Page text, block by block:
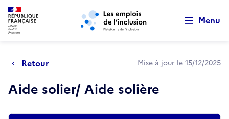
Aller au menu principal Aller au contenu principal
Menu
Retour Mise à jour le 15/12/2025
Aide solier/ Aide solière
Retour au début de la page
Panneau de gestion des cookies